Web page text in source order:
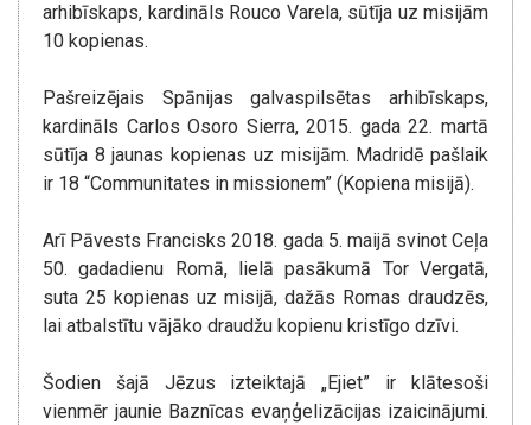
arhibīskaps, kardināls Rouco Varela, sūtīja uz misijām
10 kopienas.
Pašreizējais Spānijas galvaspilsētas arhibīskaps,
kardināls Carlos Osoro Sierra, 2015. gada 22. martā
sūtīja 8 jaunas kopienas uz misijām. Madridē pašlaik
ir 18 “Communitates in missionem” (Kopiena misijā).
Arī Pāvests Francisks 2018. gada 5. maijā svinot Ceļa
50. gadadienu Romā, lielā pasākumā Tor Vergatā,
suta 25 kopienas uz misijā, dažās Romas draudzēs,
lai atbalstītu vājāko draudžu kopienu kristīgo dzīvi.
Šodien šajā Jēzus izteiktajā „Ejiet” ir klātesoši
vienmēr jaunie Baznīcas evaņģelizācijas izaicinājumi.